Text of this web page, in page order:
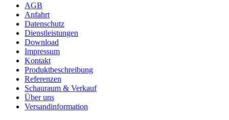
AGB
Anfahrt
Datenschutz
Dienstleistungen
Download
Impressum
Kontakt
Produktbeschreibung
Referenzen
Schauraum & Verkauf
Über uns
Versandinformation